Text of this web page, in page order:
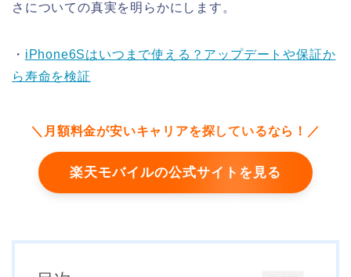
さについての真実を明らかにします。
・ iPhone6Sはいつまで使える？アップデートや保証か
ら寿命を検証
＼月額料金が安いキャリアを探しているなら！／
楽天モバイルの公式サイトを見る